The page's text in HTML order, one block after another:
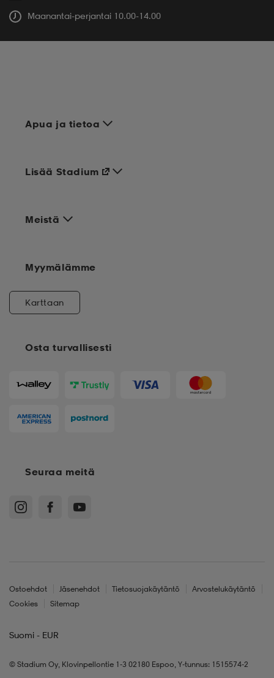
Maanantai-perjantai 10.00-14.00
Apua ja tietoa
Meistä
Osta turvallisesti
Lisää Stadium
Myymälämme
Karttaan
Seuraa meitä
Ostoehdot Jäsenehdot Tietosuojakäytäntö
Arvostelukäytäntö
Cookies
Sitemap
Suomi - EUR
© Stadium Oy, Klovinpellontie 1-3 02180 Espoo, Y-tunnus: 1515574-2